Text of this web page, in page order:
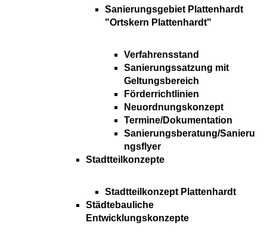
Sanierungsgebiet Plattenhardt
"Ortskern Plattenhardt"
Verfahrensstand
Sanierungssatzung mit
Geltungsbereich
Förderrichtlinien
Neuordnungskonzept
Termine/Dokumentation
Sanierungsberatung/Sanieru
ngsflyer
Stadtteilkonzepte
Stadtteilkonzept Plattenhardt
Städtebauliche
Entwicklungskonzepte